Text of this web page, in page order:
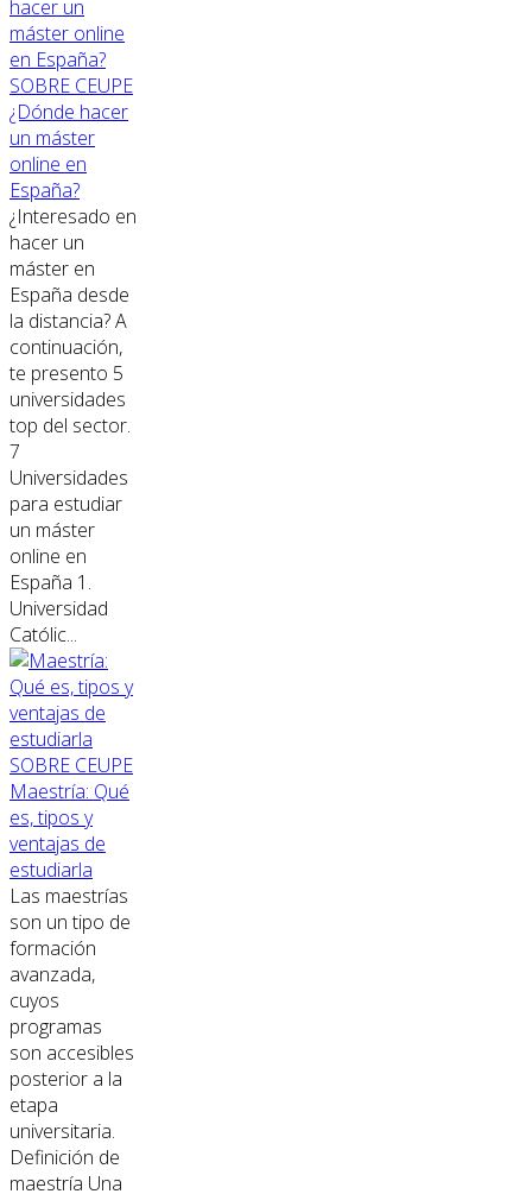
SOBRE CEUPE
¿Dónde hacer
un máster
online en
España?
¿Interesado en
hacer un
máster en
España desde
la distancia? A
continuación,
te presento 5
universidades
top del sector.
7
Universidades
para estudiar
un máster
online en
España 1.
Universidad
Católic...
SOBRE CEUPE
Maestría: Qué
es, tipos y
ventajas de
estudiarla
Las maestrías
son un tipo de
formación
avanzada,
cuyos
programas
son accesibles
posterior a la
etapa
universitaria.
Definición de
maestría Una